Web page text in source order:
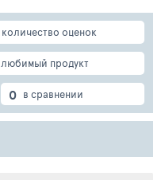
количество оценок
любимый продукт
0 в сравнении